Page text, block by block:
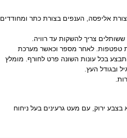
הוא 6 מטרים. העלים בצורת אליפסה, הענפים בצורת כתר ומחודדים,
צריך להשקות עד רוויה.
טפטפות. לאחר מספר וכאשר מערכת
בכל עונות השונה פרט לחורף. מומלץ
ובגודל העץ.
בצבע ירוק, עם מעט גרעינים בעל ניחוח